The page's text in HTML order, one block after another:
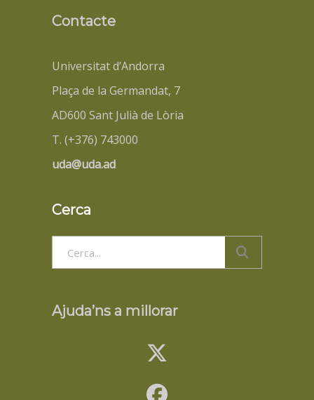
Contacte
Universitat d’Andorra
Plaça de la Germandat, 7
AD600 Sant Julià de Lòria
T. (+376) 743000
uda@uda.ad
Cerca
Ajuda’ns a millorar